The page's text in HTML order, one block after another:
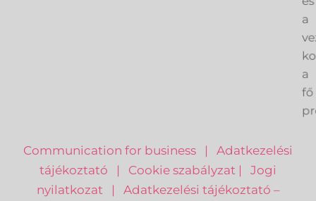
és
a
a
Communication for business | Adatkezelési
tájékoztató | Cookie szabályzat | Jogi
nyilatkozat | Adatkezelési tájékoztató –